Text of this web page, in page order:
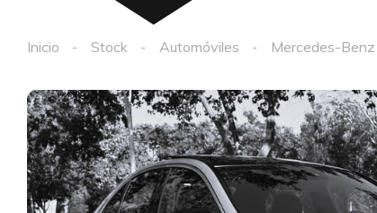
Inicio Stock Automóviles Mercedes-Benz